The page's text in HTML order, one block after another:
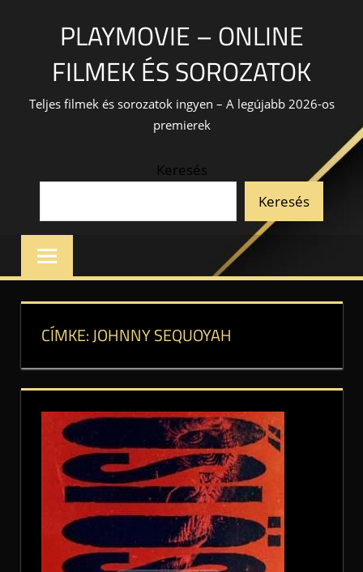
PLAYMOVIE – ONLINE
FILMEK ÉS SOROZATOK
Teljes filmek és sorozatok ingyen – A legújabb 2026-os
premierek
Keresés
Keresés
CÍMKE:JOHNNY SEQUOYAH